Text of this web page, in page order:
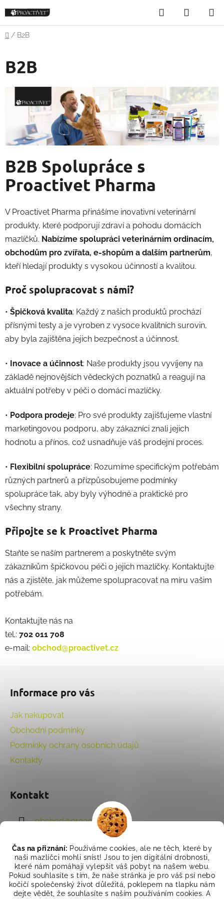
Čas na přiznání: Používáme cookies, ale ne těch, které by
naši mazlíčci mohli sníst! Jsou to jen digitální drobnosti,
které nám pomáhají vylepšit váš pobyt na našem webu.
Pokud souhlasíte s tím, že naše stránka je pro váš psí nebo
kočičí společenský život důležitá, poklepem na tlapku nám
dejte vědět, že souhlasíte s naším používáním cookies. A
na
obsah
Hledat
KOŠÍK
Domů
/ B2B
B2B
B2B Spolupráce s
Proactivet Pharma
V Proactivet Pharma přinášíme inovativní veterinární
produkty, které podporují zdraví a pohodu domácích
mazlíčků. Nabízíme spolupráci veterinárním ordinacím,
obchodům pro zvířata, e-shopům a dalším partnerům,
kteří hledají produkty s vysokou účinností a kvalitou.
Proč spolupracovat s námi?
• Špičková kvalita: Každý z našich produktů prochází
přísnými testy a je vyroben z vysoce kvalitních surovin,
aby byla zajištěna jejich bezpečnost a účinnost.
• Inovace a účinnost: Naše produkty jsou vyvíjeny na
základě nejnovějších vědeckých poznatků a reagují na
aktuální potřeby v péči o domácí mazlíčky.
• Podpora prodeje: Pro své produkty zajišťujeme vlastní
marketingovou podporu, aby zákazníci znali jejich
hodnotu a přínos, což usnadňuje váš prodejní proces.
• Flexibilní spolupráce: Rozumíme specifickým potřebám
různých partnerů a přizpůsobujeme podmínky
spolupráce tak, aby byly výhodné a praktické pro
všechny strany.
Připojte se k Proactivet Pharma
Staňte se naším partnerem a poskytněte svým
zákazníkům špičkovou péči o jejich mazlíčky. Kontaktujte
nás a zjistěte, jak můžeme spolupracovat na míru vašim
potřebám.
Kontaktujte nás na
tel.: 702 011 708
e-mail: obchod@proactivet.cz
Informace pro vás
Jak nakupovat
Obchodní podmínky
Podmínky ochrany osobních údajů
Kontakty
Kontakt
obchod@proactivet.cz
702 011 708